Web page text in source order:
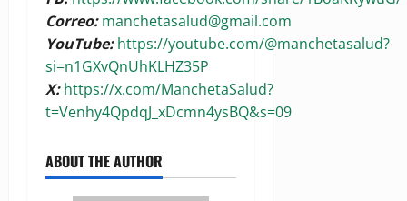
Correo:manchetasalud@gmail.com
YouTube: https://youtube.com/@manchetasalud?
si=n1GXvQnUhKLHZ35P
X:https://x.com/ManchetaSalud?
t=Venhy4QpdqJ_xDcmn4ysBQ&s=09
ABOUT THE AUTHOR